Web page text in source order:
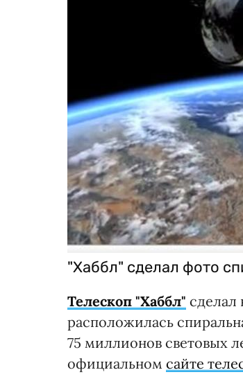
"Хаббл" сделал фото
Телескоп "Хаббл" сделал
расположилась
75 миллионов световых
официальном сайте